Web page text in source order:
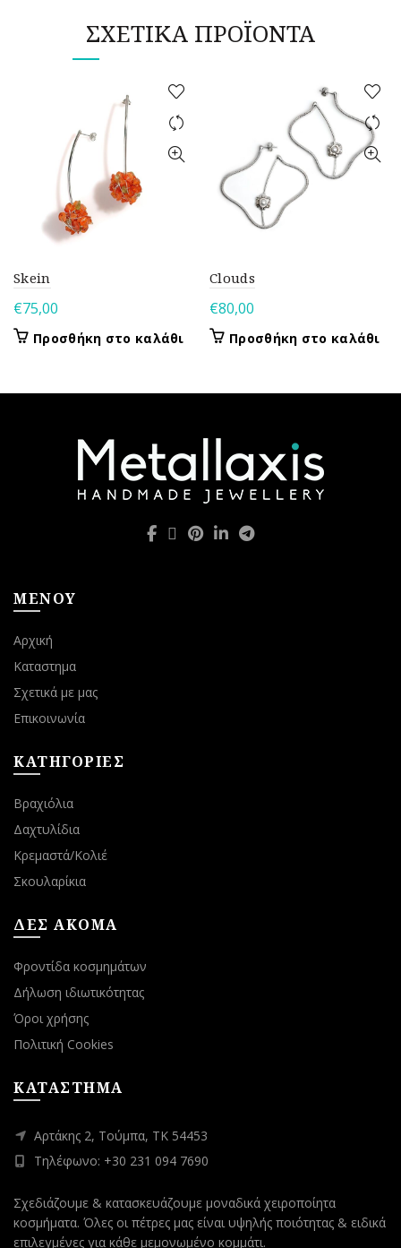
ΣΧΕΤΙΚΆ ΠΡΟΪΌΝΤΑ
Skein
€75,00
Προσθήκη στο καλάθι
Clouds
€80,00
Προσθήκη στο καλάθι
ΜΕΝΟΥ
Αρχική
Καταστημα
Σχετικά με μας
Επικοινωνία
ΚΑΤΗΓΟΡΙΕΣ
Βραχιόλια
Δαχτυλίδια
Κρεμαστά/Κολιέ
Σκουλαρίκια
ΔΕΣ ΑΚΟΜΑ
Φροντίδα κοσμημάτων
Δήλωση ιδιωτικότητας
Όροι χρήσης
Πολιτική Cookies
ΚΑΤΑΣΤΗΜΑ
Αρτάκης 2, Τούμπα, ΤΚ 54453
Τηλέφωνο: +30 231 094 7690
Σχεδιάζουμε & κατασκευάζουμε μοναδικά χειροποίητα
κοσμήματα. Όλες οι πέτρες μας είναι υψηλής ποιότητας & ειδικά
επιλεγμένες για κάθε μεμονωμένο κομμάτι.